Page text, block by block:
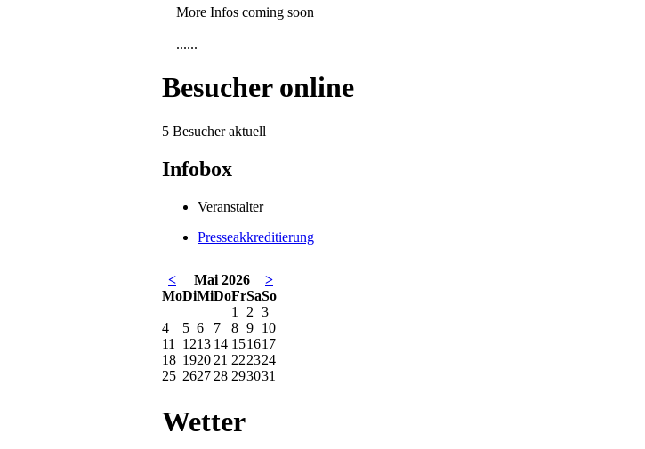
More Infos coming soon
......
Besucher online
5 Besucher aktuell
Infobox
Veranstalter
Presseakkreditierung
< Mai 2026
>
MoDiMiDoFrSaSo
1
2 3
4
5 6 7 8 9 10
11
1213 14 151617
18 1920 21 222324
25 2627 28 293031
Wetter